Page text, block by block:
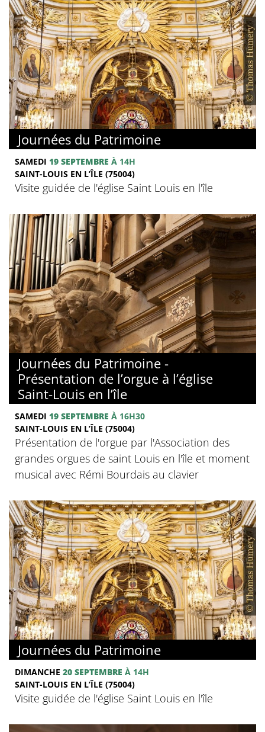
Journées du Patrimoine
SAMEDI 19 SEPTEMBRE À 14H
SAINT-LOUIS EN L’ÎLE (75004)
Visite guidée de l'église Saint Louis en l'île
Journées du Patrimoine -
Présentation de l’orgue à l’église
Saint-Louis en l’île
SAMEDI 19 SEPTEMBRE À 16H30
SAINT-LOUIS EN L’ÎLE (75004)
Présentation de l'orgue par l'Association des
grandes orgues de saint Louis en l'île et moment
musical avec Rémi Bourdais au clavier
Journées du Patrimoine
DIMANCHE 20 SEPTEMBRE À 14H
SAINT-LOUIS EN L’ÎLE (75004)
Visite guidée de l'église Saint Louis en l'île